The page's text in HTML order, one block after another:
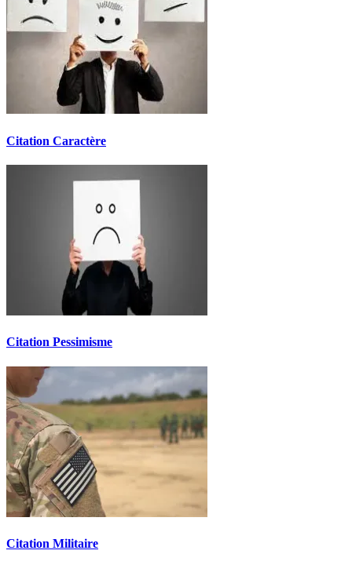
Citation Caractère
Citation Pessimisme
Citation Militaire